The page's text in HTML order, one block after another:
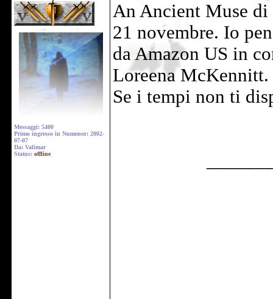
Messaggi: 5400
Primo ingresso in Numenor: 2002-
07-07
Da: Valimar
Status: offline
An Ancient Muse
21 novembre. Io
da Amazon US in
Loreena McKennitt.
Se i tempi non ti